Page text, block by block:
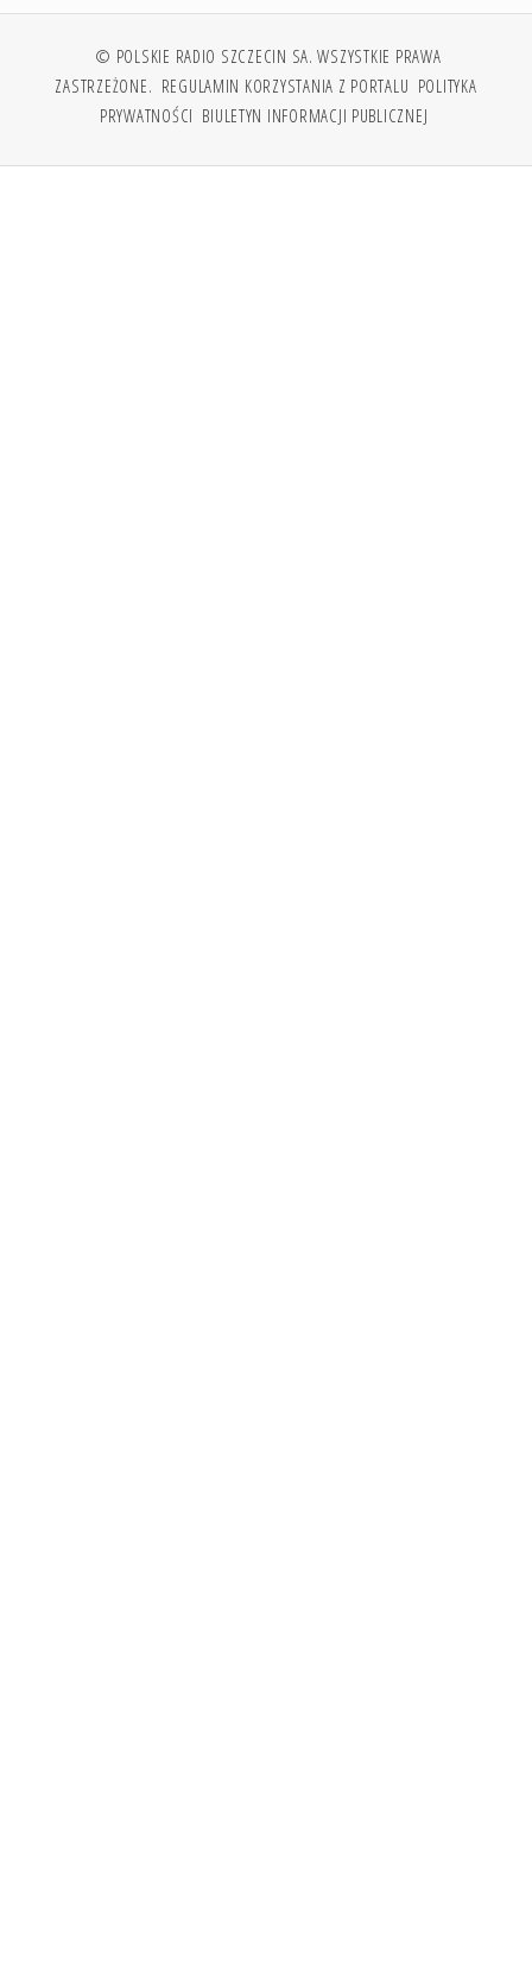
© POLSKIE RADIO SZCZECIN SA. WSZYSTKIE PRAWA
ZASTRZEŻONE. REGULAMIN KORZYSTANIA Z PORTALU POLITYKA
PRYWATNOŚCI BIULETYN INFORMACJI PUBLICZNEJ